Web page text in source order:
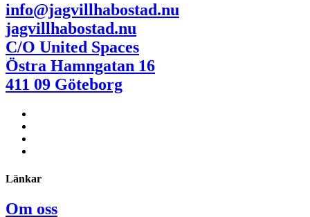
info@jagvillhabostad.nu
jagvillhabostad.nu
C/O United Spaces
Östra Hamngatan 16
411 09 Göteborg
Länkar
Om oss